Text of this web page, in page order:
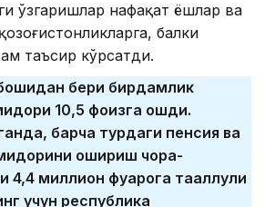
ўзгаришлар нафақат ёшлар ва
балки
таъсир кўрсатди.
бери бирдамлик
10,5 фоизга ошди.
барча турдаги пенсия ва
ошириш чора-
4,4 миллион фуқарога тааллуқли
учун республика